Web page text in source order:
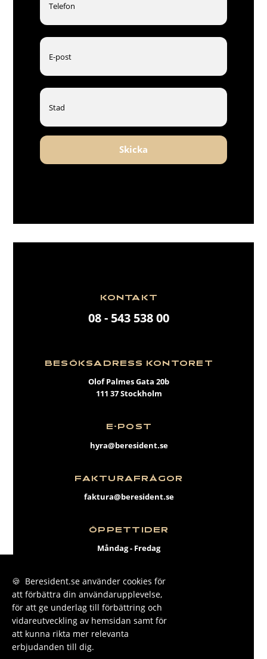
Skicka
KONTAKT
08 - 543 538 00
BESÖKSADRESS KONTORET
Olof Palmes Gata 20b
111 37 Stockholm
E-POST
hyra@beresident.se
FAKTURAFRÅGOR
faktura@beresident.se
ÖPPETTIDER
Måndag - Fredag
FACEBOOK
INSTAGRAM
🍪 Beresident.se använder cookies för
att förbättra din användarupplevelse,
för att ge underlag till förbättring och
vidareutveckling av hemsidan samt för
att kunna rikta mer relevanta
erbjudanden till dig.